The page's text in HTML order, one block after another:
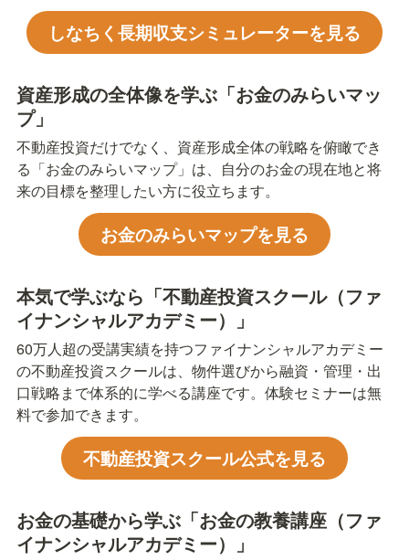
しなちく長期収支シミュレーターを見る
資産形成の全体像を学ぶ「お金のみらいマッ
プ」
不動産投資だけでなく、資産形成全体の戦略を俯瞰でき
る「お金のみらいマップ」は、自分のお金の現在地と将
来の目標を整理したい方に役立ちます。
お金のみらいマップを見る
本気で学ぶなら「不動産投資スクール（ファ
イナンシャルアカデミー）」
60万人超の受講実績を持つファイナンシャルアカデミー
の不動産投資スクールは、物件選びから融資・管理・出
口戦略まで体系的に学べる講座です。体験セミナーは無
料で参加できます。
不動産投資スクール公式を見る
お金の基礎から学ぶ「お金の教養講座（ファ
イナンシャルアカデミー）」